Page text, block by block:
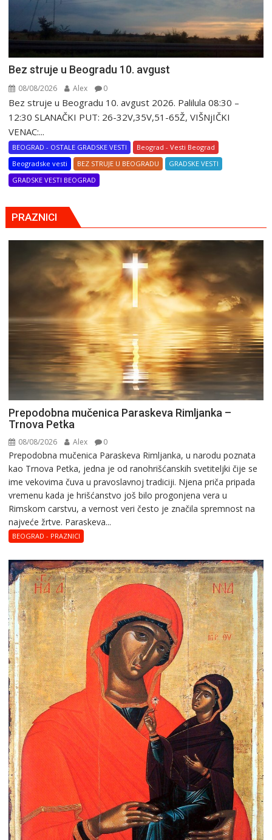
Bez struje u Beogradu 10. avgust
08/08/2026 Alex 0
Bez struje u Beogradu 10. avgust 2026. Palilula 08:30 –
12:30 SLANAČKI PUT: 26-32V,35V,51-65Ž, VIŠNjIČKI
VENAC:...
BEOGRAD - OSTALE GRADSKE VESTI
Beograd - Vesti Beograd
Beogradske vesti
BEZ STRUJE U BEOGRADU
GRADSKE VESTI
GRADSKE VESTI BEOGRAD
PRAZNICI
Prepodobna mučenica Paraskeva Rimljanka –
Trnova Petka
08/08/2026 Alex 0
Prepodobna mučenica Paraskeva Rimljanka, u narodu poznata
kao Trnova Petka, jedna je od ranohrišćanskih svetiteljki čije se
ime vekovima čuva u pravoslavnoj tradiciji. Njena priča pripada
vremenu kada je hrišćanstvo još bilo progonjena vera u
Rimskom carstvu, a vernost veri često je značila spremnost na
najveće žrtve. Paraskeva...
BEOGRAD - PRAZNICI